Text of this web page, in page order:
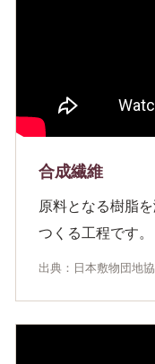
合成繊維
原料となる樹脂
つくる工程です。
出典：日本敷物団地